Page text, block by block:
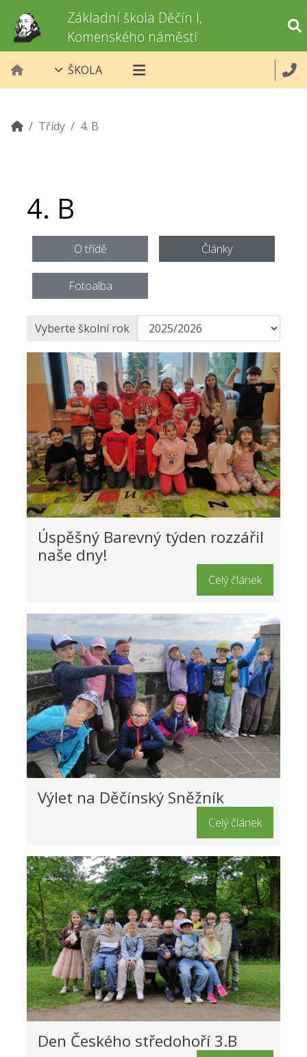
Základní škola Děčín I,
Komenského náměstí
ŠKOLA
Třídy 4. B
4. B
O třídě Články
Fotoalba
Vyberte školní rok
Úspěšný Barevný týden rozzářil
naše dny!
Celý článek
Výlet na Děčínský Sněžník
Celý článek
Den Českého středohoří 3.B